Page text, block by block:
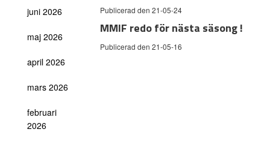
juni 2026
maj 2026
april 2026
mars 2026
februari
2026
Publicerad den 21-05-24
MMIF redo för nästa säsong !
Publicerad den 21-05-16